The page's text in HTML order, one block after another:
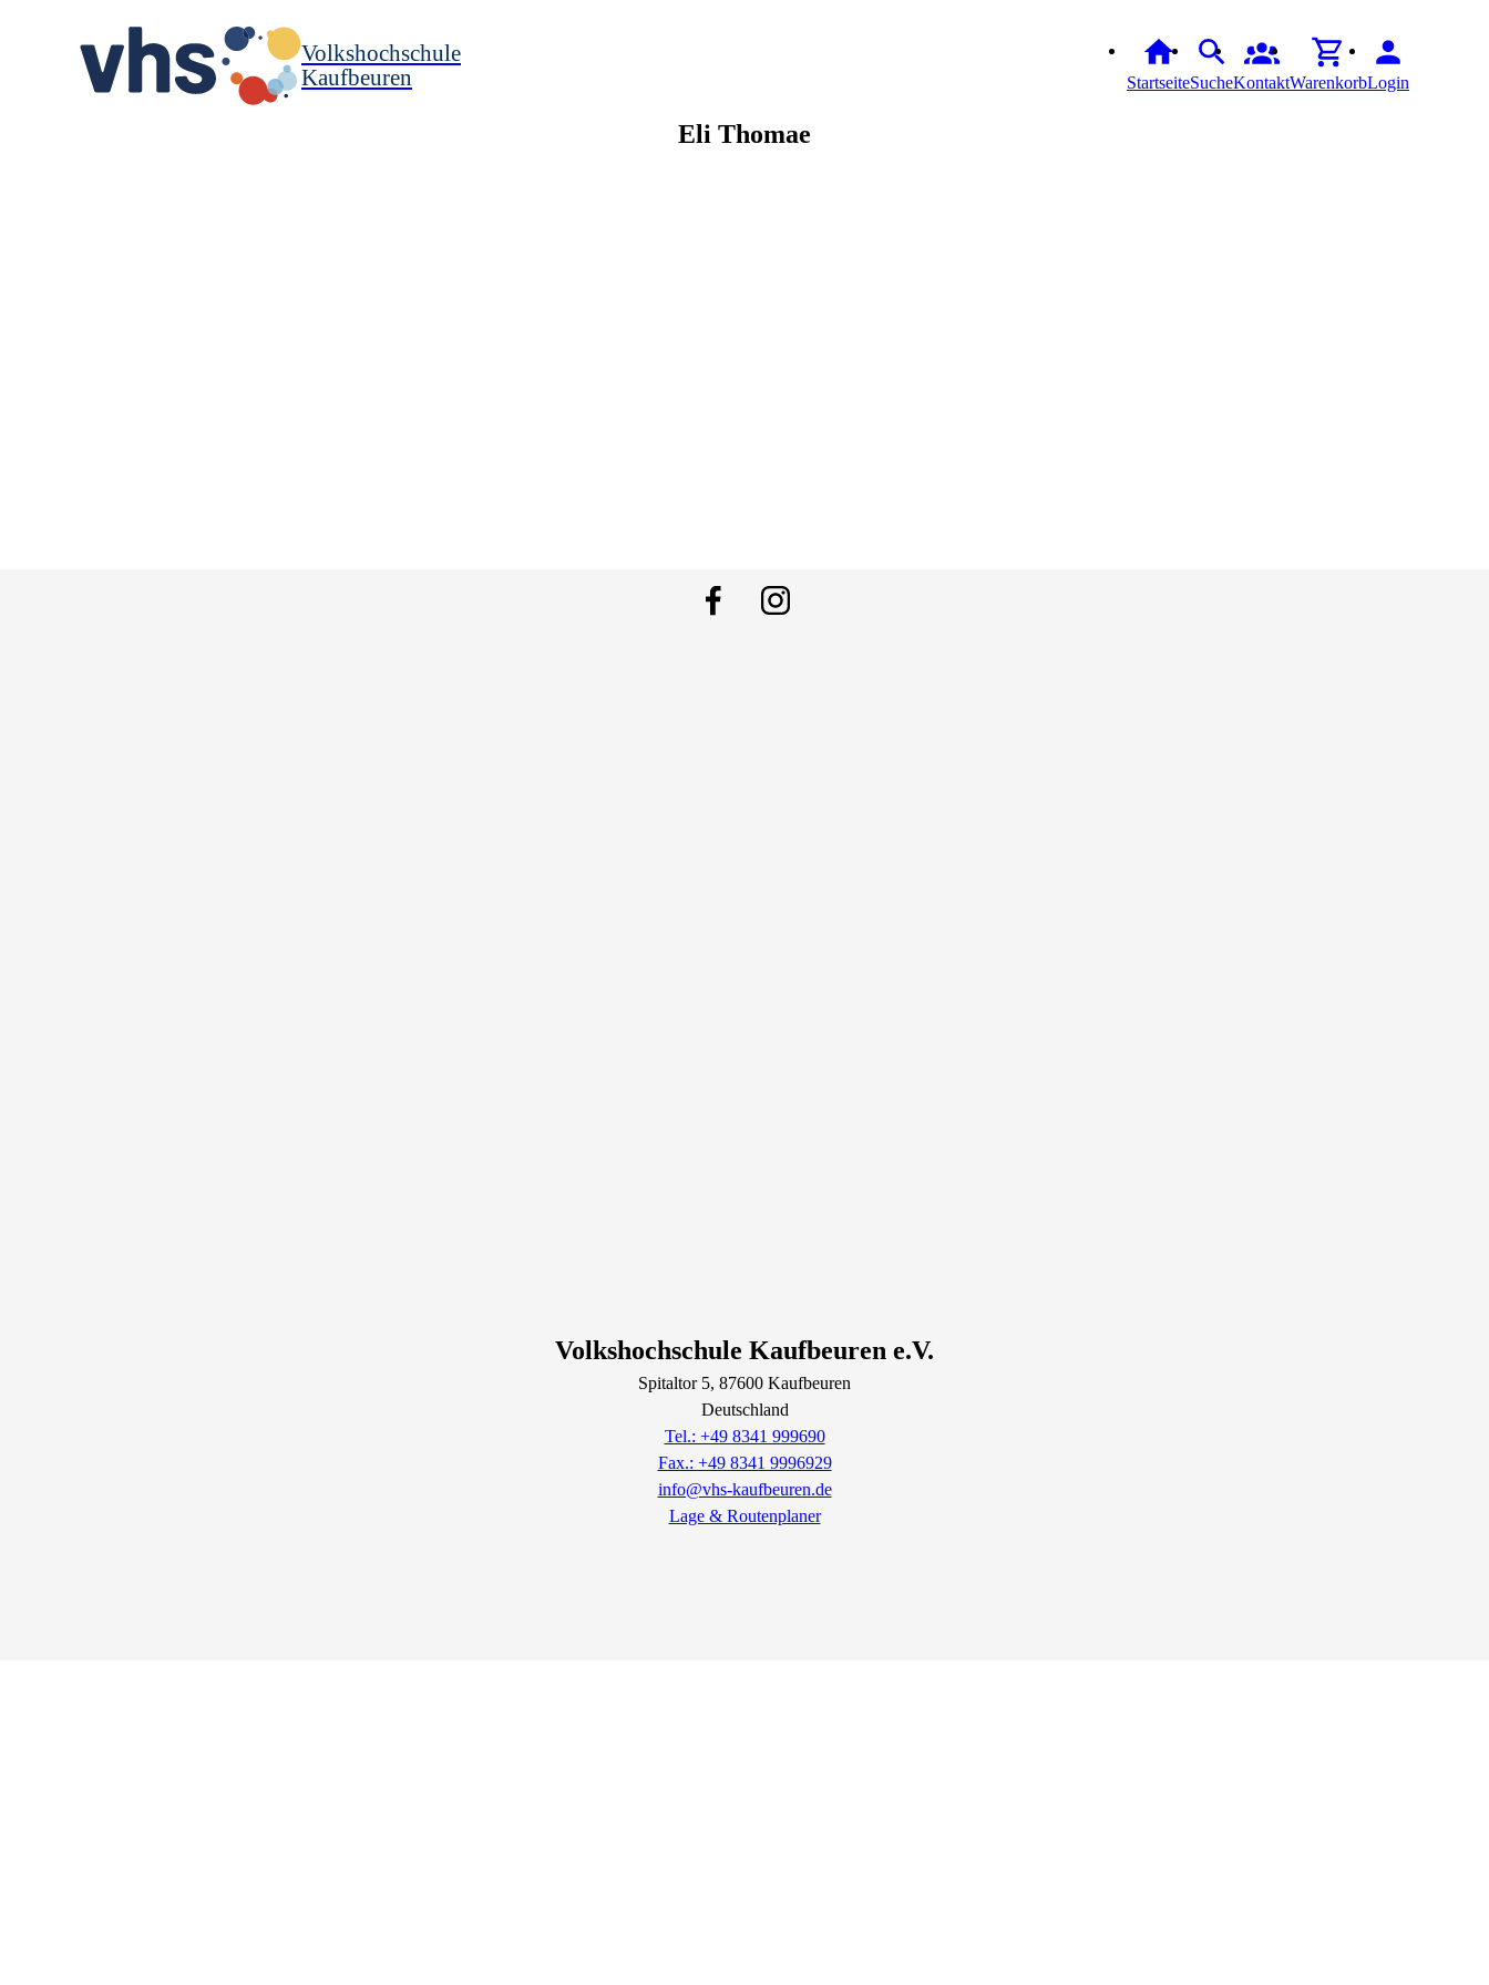
Volkshochschule
Kaufbeuren
StartseiteSucheKontaktWarenkorbLogin
Eli Thomae
Volkshochschule Kaufbeuren e.V.
Spitaltor5, 87600 Kaufbeuren
Deutschland
Tel.: +49 8341 999690
Fax.: +49 8341 9996929
info@vhs-kaufbeuren.de
Lage & Routenplaner